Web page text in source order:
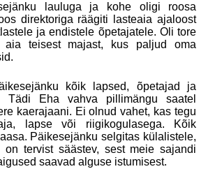
lauluga ja kohe oligi roosa
direktoriga räägiti lasteaia ajaloost
ja endistele õpetajatele. Oli tore
aia teisest majast, kus paljud oma
kõik lapsed, õpetajad ja
Tädi Eha vahva pillimängu saatel
kaerajaani. Ei olnud vahet, kas tegu
lapse või riigikogulasega. Kõik
Päikesejänku selgitas külalistele,
tervist säästev, sest meie sajandi
saavad alguse istumisest.